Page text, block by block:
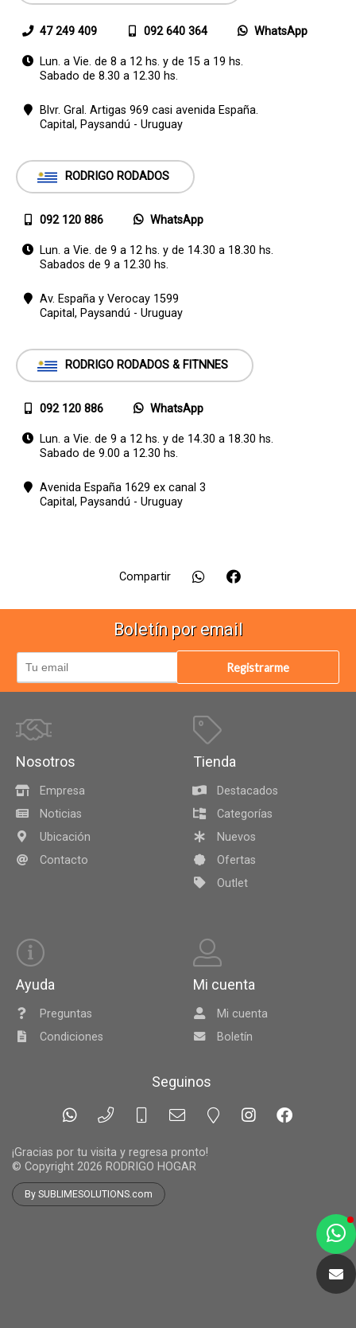
47 249 409 092 640 364 WhatsApp
Lun. a Vie. de 8 a 12 hs. y de 15 a 19 hs.
Sabado de 8.30 a 12.30 hs.
Blvr. Gral. Artigas 969 casi avenida España.
Capital, Paysandú - Uruguay
RODRIGO RODADOS
092 120 886 WhatsApp
Lun. a Vie. de 9 a 12 hs. y de 14.30 a 18.30 hs.
Sabados de 9 a 12.30 hs.
Av. España y Verocay 1599
Capital, Paysandú - Uruguay
RODRIGO RODADOS & FITNNES
092 120 886 WhatsApp
Lun. a Vie. de 9 a 12 hs. y de 14.30 a 18.30 hs.
Sabado de 9.00 a 12.30 hs.
Avenida España 1629 ex canal 3
Capital, Paysandú - Uruguay
Compartir
Boletín por email
Registrarme
Nosotros
Empresa
Noticias
Ubicación
Contacto
Tienda
Destacados
Categorías
Nuevos
Ofertas
Outlet
Ayuda
Preguntas
Condiciones
Mi cuenta
Mi cuenta
Boletín
Seguinos
¡Gracias por tu visita y regresa pronto!
© Copyright 2026 RODRIGO HOGAR
By SUBLIMESOLUTIONS.com